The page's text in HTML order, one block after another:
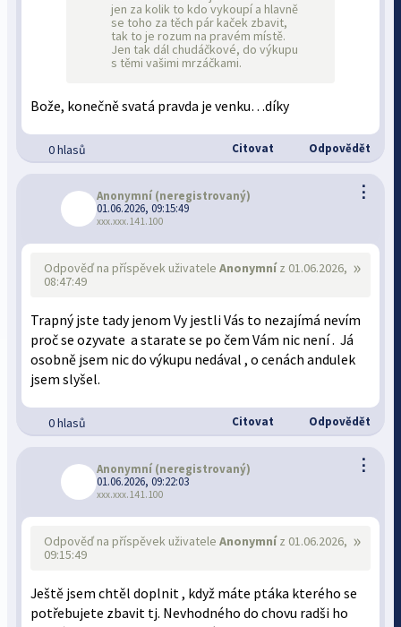
jen za kolik to kdo vykoupí a hlavně
se toho za těch pár kaček zbavit,
tak to je rozum na pravém místě.
Jen tak dál chudáčkové, do výkupu
s těmi vašimi mrzáčkami.
Bože, konečně svatá pravda je venku…díky
0 hlasů Citovat Odpovědět
⋮
Anonymní (neregistrovaný)
01.06.2026, 09:15:49
xxx.xxx.141.100
»
Odpověď na příspěvek uživateleAnonymníz 01.06.2026,
08:47:49
Trapný jste tady jenom Vy jestli Vás to nezajímá nevím
proč se ozyvate a starate se po čem Vám nic není . Já
osobně jsem nic do výkupu nedával , o cenách andulek
jsem slyšel.
0 hlasů Citovat Odpovědět
⋮
Anonymní (neregistrovaný)
01.06.2026, 09:22:03
xxx.xxx.141.100
»
Odpověď na příspěvek uživateleAnonymníz 01.06.2026,
09:15:49
Ještě jsem chtěl doplnit , když máte ptáka kterého se
potřebujete zbavit tj. Nevhodného do chovu radši ho